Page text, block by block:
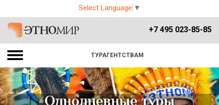
Select Language ▼
+7 495 023-85-85
ТУРАГЕНТСТВАМ
Однодневные туры